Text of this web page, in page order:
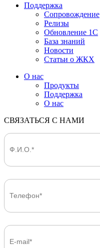
Поддержка
Сопровождение
Релизы
Обновление 1С
База знаний
Новости
Статьи о ЖКХ
О нас
Продукты
Поддержка
О нас
СВЯЗАТЬСЯ С НАМИ